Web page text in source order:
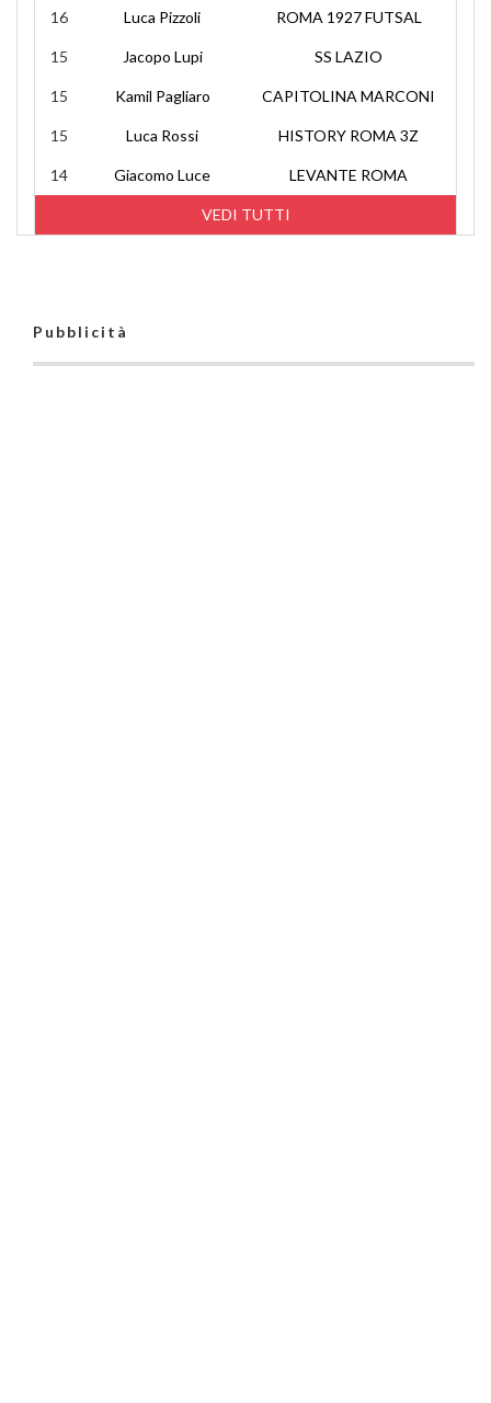
VEDI TUTTI
16 Luca Pizzoli ROMA 1927 FUTSAL
15 Jacopo Lupi SS LAZIO
15 Kamil Pagliaro CAPITOLINA MARCONI
15 Luca Rossi HISTORY ROMA 3Z
14 Giacomo Luce LEVANTE ROMA
Pubblicità